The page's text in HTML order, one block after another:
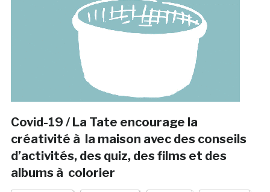
Covid-19 / La Tate encourage la
créativité à la maison avec des conseils
d’activités, des quiz, des films et des
albums à colorier